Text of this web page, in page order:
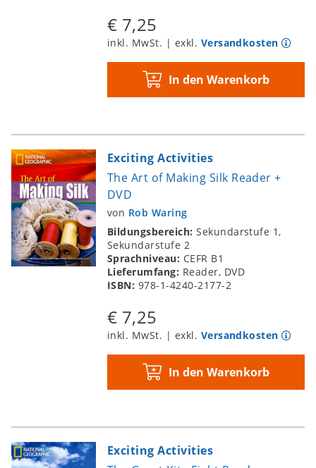
€ 7,25
inkl. MwSt. | exkl. Versandkosten
In den Warenkorb
Exciting Activities
The Art of Making Silk Reader +
DVD
von Rob Waring
Bildungsbereich:Sekundarstufe 1,
Sekundarstufe 2
Sprachniveau: CEFR B1
Lieferumfang: Reader, DVD
ISBN: 978-1-4240-2177-2
€ 7,25
inkl. MwSt. | exkl. Versandkosten
In den Warenkorb
Exciting Activities